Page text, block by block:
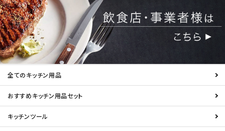
全てのキッチン用品
おすすめキッチン用品セット
キッチンツール